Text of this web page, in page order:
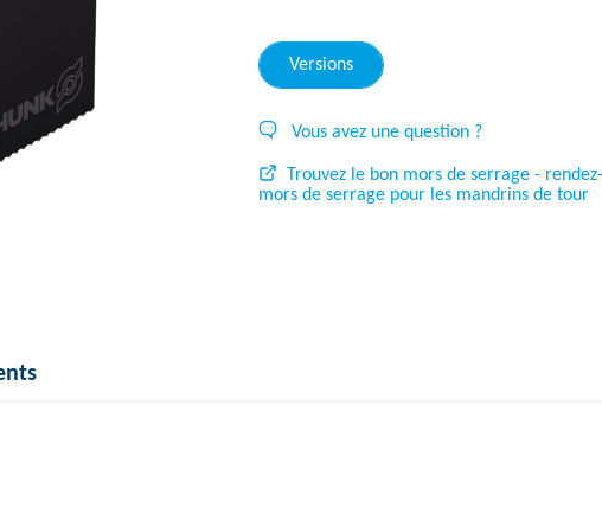
Versions
Vous avez une question ?
Trouvez le bon mors de serrage -
mors de serrage pour les mandrins de tour